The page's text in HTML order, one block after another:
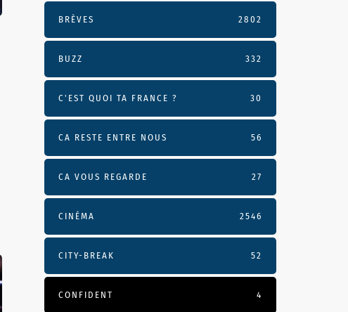
BRÈVES 2802
BUZZ 332
C'EST QUOI TA FRANCE ? 30
CA RESTE ENTRE NOUS 56
CA VOUS REGARDE 27
CINÉMA 2546
CITY-BREAK 52
CONFIDENT 4